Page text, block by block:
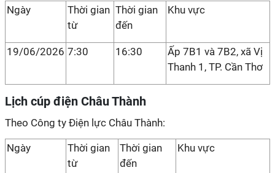
Ngày
Thời gian
từ
Thời gian
đến
Khu vực
19/06/2026 7:30 16:30
Ấp 7B1 và 7B2, xã Vị
Thanh 1, TP. Cần Thơ
Lịch cúp điện Châu Thành
Theo Công ty Điện lực Châu Thành:
Ngày
Thời gian
từ
Thời gian
đến
Khu vực